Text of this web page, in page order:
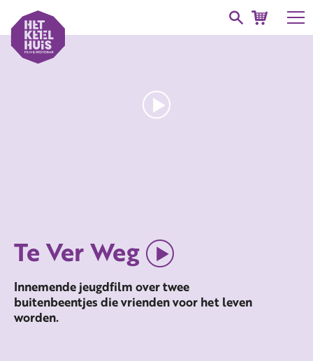
Te Ver Weg
Innemende jeugdfilm over twee
buitenbeentjes die vrienden voor het leven
worden.